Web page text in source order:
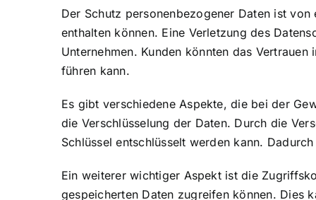
Der Schutz personenbezogener Daten ist
enthalten können. Eine Verletzung des
Unternehmen. Kunden könnten das
führen kann.
Es gibt verschiedene Aspekte, die bei der
die Verschlüsselung der Daten. Durch die
Schlüssel entschlüsselt werden kann.
Ein weiterer wichtiger Aspekt ist die
gespeicherten Daten zugreifen können. Dies